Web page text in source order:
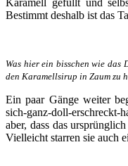
Karamell gefüllt und
Bestimmt deshalb ist das
Was hier ein bisschen wie das
den Karamellsirup in Zaum zu
Ein paar Gänge weiter
sich-ganz-doll-
aber, dass das
Vielleicht starren sie auch